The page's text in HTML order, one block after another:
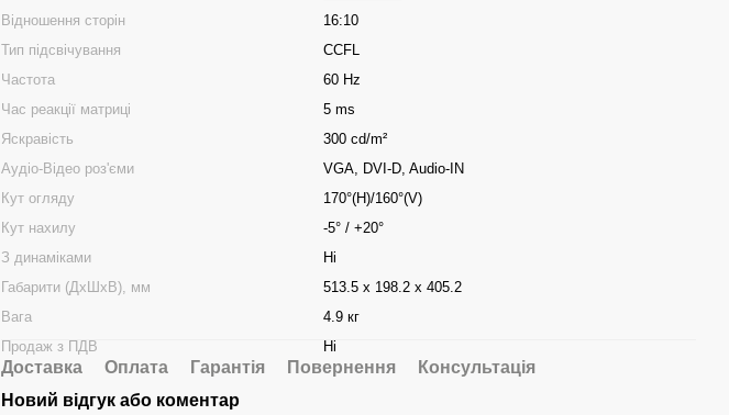
Відношення сторін
16:10
Тип підсвічування
CCFL
Частота
60 Hz
Час реакції матриці
5 ms
Яскравість
300 cd/m²
Аудіо-Відео роз'єми
VGA, DVI-D, Audio-IN
Кут огляду
170°(H)/160°(V)
Кут нахилу
-5° / +20°
З динаміками
Ні
Габарити (ДхШхВ), мм
513.5 x 198.2 x 405.2
Вага
4.9 кг
Продаж з ПДВ
Ні
Доставка Оплата Гарантія Повернення
Консультація
Новий відгук або коментар